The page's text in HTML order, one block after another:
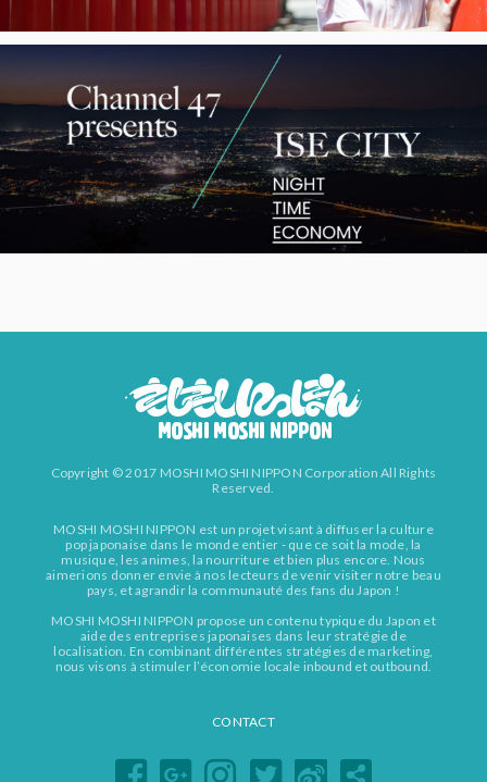
Copyright © 2017 MOSHI MOSHI NIPPON Corporation All Rights
Reserved.
MOSHI MOSHI NIPPON est un projet visant à diffuser la culture
pop japonaise dans le monde entier - que ce soit la mode, la
musique, les animes, la nourriture et bien plus encore. Nous
aimerions donner envie à nos lecteurs de venir visiter notre beau
pays, et agrandir la communauté des fans du Japon !
MOSHI MOSHI NIPPON propose un contenu typique du Japon et
aide des entreprises japonaises dans leur stratégie de
localisation. En combinant différentes stratégies de marketing,
nous visons à stimuler l’économie locale inbound et outbound.
CONTACT